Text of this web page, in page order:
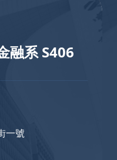
融系 S406
一號